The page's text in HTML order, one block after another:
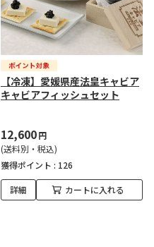
【冷凍】愛媛県産法皇キャビア
キャビアフィッシュセット
12,600円
(送料別・税込)
獲得ポイント : 126
詳細 カートに入れる